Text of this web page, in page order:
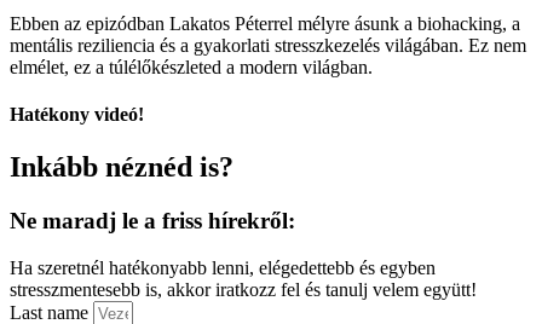
Ebben az epizódban Lakatos Péterrel mélyre ásunk a biohacking, a
mentális reziliencia és a gyakorlati stresszkezelés világában. Ez nem
elmélet, ez a túlélőkészleted a modern világban.
Hatékony videó!
Inkább néznéd is?
Ne maradj le a friss hírekről:
Ha szeretnél hatékonyabb lenni, elégedettebb és egyben
stresszmentesebb is, akkor iratkozz fel és tanulj velem együtt!
Last name